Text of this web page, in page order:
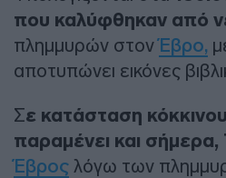
που καλύφθηκαν από
πλημμυρών στονΈβρο,
αποτυπώνει εικόνες
Σε κατάσταση
παραμένει και
Έβρος λόγω των